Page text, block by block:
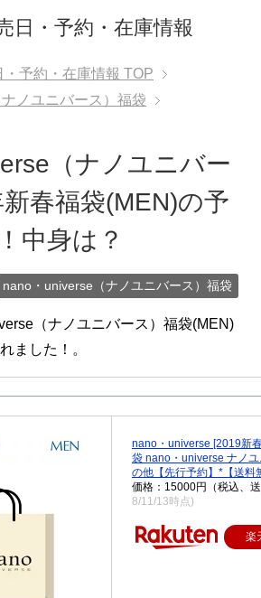
日・予約・在庫情報
予約・在庫情報 TOP
ノユニバース）福袋
（ナノユニバー
春福袋(MEN)の予
中身は？
nano・universe（ナノユニバース）福袋
（ナノユニバース）福袋(MEN)
ました！。
nano・universe [2019新
袋 nano・universe ナノ
の他【先行予約】*【送料
価格：15000円（税込、
8/11/13時点)
楽